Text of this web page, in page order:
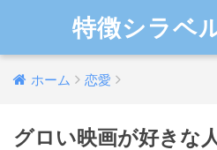
特徴シラベ
ホーム 恋愛
グロい映画が好きな